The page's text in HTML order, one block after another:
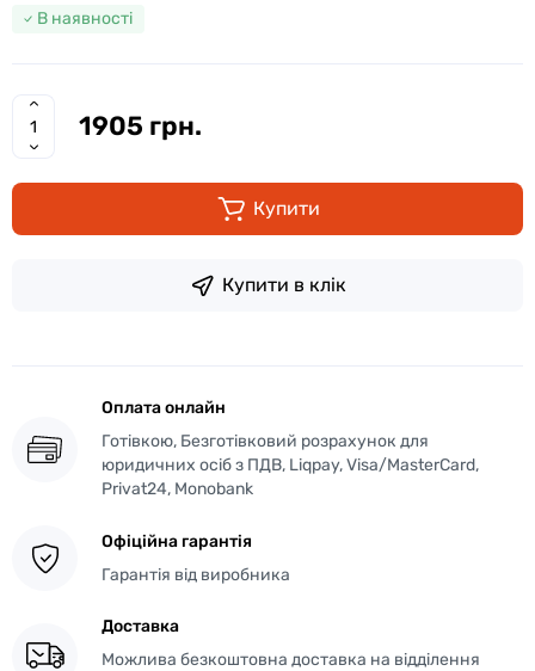
В наявності
1905 грн.
Купити
Купити в клік
Оплата онлайн
Готівкою, Безготівковий розрахунок для
юридичних осіб з ПДВ, Liqpay, Visa/MasterCard,
Privat24, Monobank
Офіційна гарантія
Гарантія від виробника
Доставка
Можлива безкоштовна доставка на відділення